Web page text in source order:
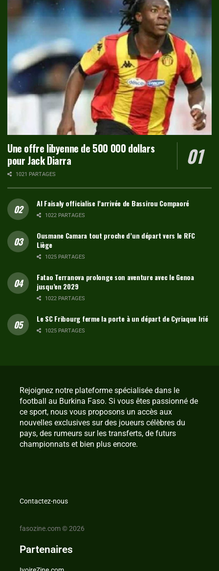
Une offre libyenne de 500 000 dollars
pour Jack Diarra
1021 PARTAGES
Al Faisaly officialise l’arrivée de Bassirou Compaoré
1022 PARTAGES
Ousmane Camara tout proche d’un départ vers le RFC
Liège
1025 PARTAGES
Fatao Terranova prolonge son aventure avec le Genoa
jusqu’en 2029
1022 PARTAGES
Le SC Fribourg ferme la porte à un départ de Cyriaque Irié
1025 PARTAGES
Rejoignez notre plateforme spécialisée dans le
football au Burkina Faso. Si vous êtes passionné de
ce sport, nous vous proposons un accès aux
nouvelles exclusives sur des joueurs célèbres du
pays, des rumeurs sur les transferts, de futurs
championnats et bien plus encore.
Contactez-nous
fasozine.com © 2026
Partenaires